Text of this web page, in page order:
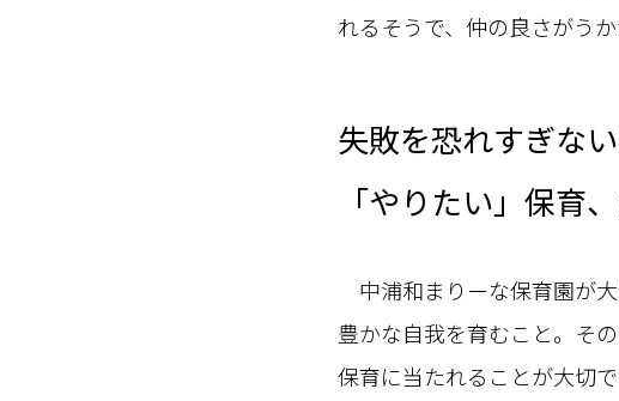
れるそうで、仲の良さがうか
失敗を恐れすぎな
「やりたい」保育
中浦和まりーな保育園が
豊かな自我を育むこと。そ
保育に当たれることが大切